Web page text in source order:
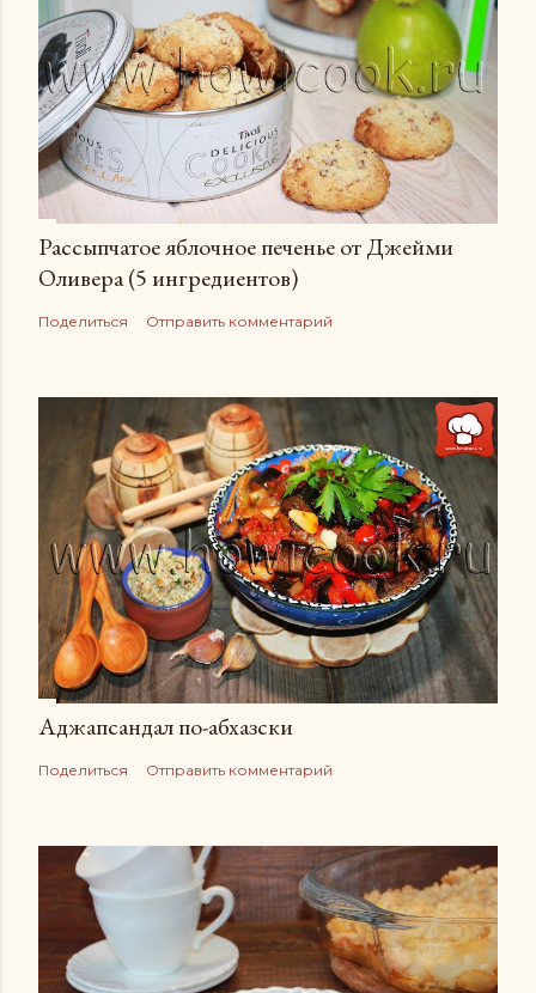
Рассыпчатое яблочное печенье от Джейми
Оливера (5 ингредиентов)
Поделиться Отправить комментарий
Аджапсандал по-абхазски
Поделиться Отправить комментарий